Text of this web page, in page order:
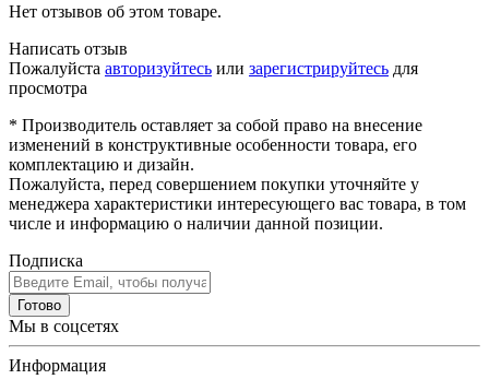
Нет отзывов об этом товаре.
Написать отзыв
Пожалуйста авторизуйтесь или зарегистрируйтесь для
просмотра
* Производитель оставляет за собой право на внесение
изменений в конструктивные особенности товара, его
комплектацию и дизайн.
Пожалуйста, перед совершением покупки уточняйте у
менеджера характеристики интересующего вас товара, в том
числе и информацию о наличии данной позиции.
Подписка
Готово
Мы в соцсетях
Информация